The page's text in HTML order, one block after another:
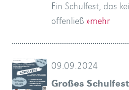
Ein Schulfest, das
offenließ »mehr
09.09.2024
Großes